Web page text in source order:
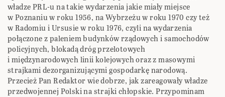
władze PRL-u na takie wydarzenia jakie miały miejsce
w Poznaniu w roku 1956, na Wybrzeżu w roku 1970 czy też
w Radomiu i Ursusie w roku 1976, czyli na wydarzenia
połączone z paleniem budynków rządowych i samochodów
policyjnych, blokadą dróg przelotowych
i międzynarodowych linii kolejowych oraz z masowymi
strajkami dezorganizującymi gospodarkę narodową.
Przecież Pan Redaktor wie dobrze, jak zareagowały władze
przedwojennej Polski na strajki chłopskie. Przypominam